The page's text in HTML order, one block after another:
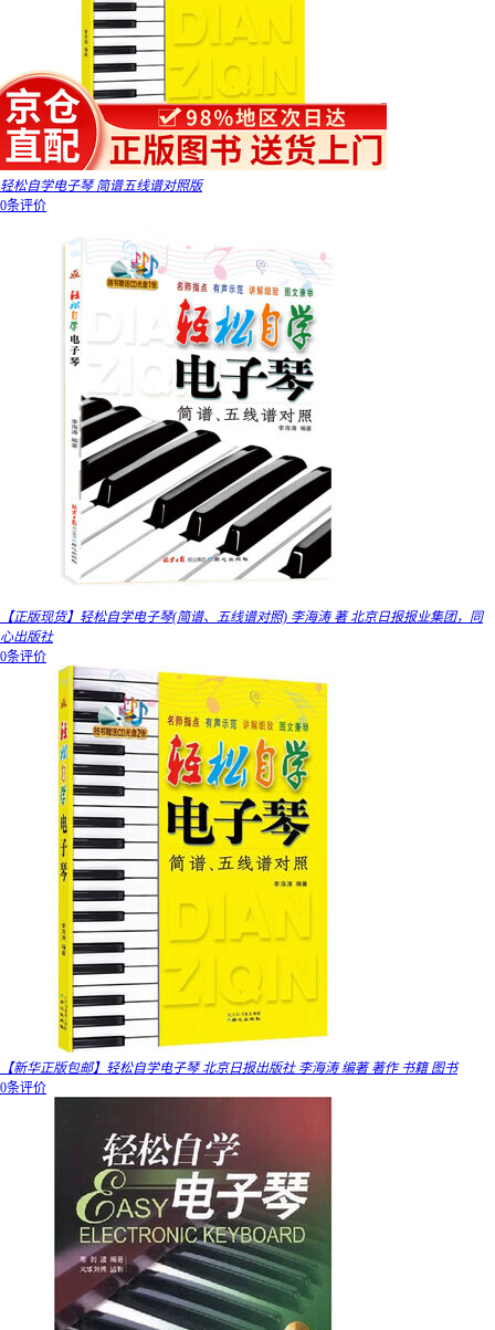
轻松自学电子琴 简谱五线谱对照版
0条评价
【正版现货】轻松自学电子琴(简谱、五线谱对照) 李海涛 著 北京日报报业集团，同
心出版社
0条评价
【新华正版包邮】轻松自学电子琴 北京日报出版社 李海涛 编著 著作 书籍 图书
0条评价